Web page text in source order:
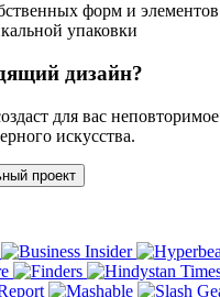
форм и элементов
упаковки
дизайн?
для вас неповторимое
искусства.
проект